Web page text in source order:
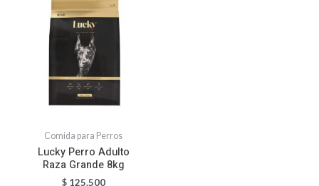
Comida para Perros
Lucky Perro Adulto
Raza Grande 8kg
$125.500